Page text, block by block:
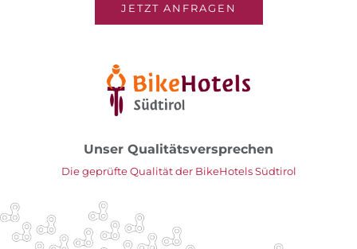
JETZT ANFRAGEN
Unser Qualitätsversprechen
Die geprüfte Qualität der BikeHotels Südtirol